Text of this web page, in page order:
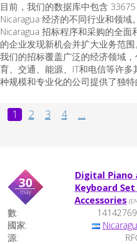
目前，我们的数据库中包含
Nicaragua 经济的不同行业和领域
Nicaragua 招标程序和采购的全面
的企业发现新机会并扩大业务范围
我们的招标覆盖广泛的经济领域
育、交通、能源、IT和电信等许
种规模和专业化的公司提供了独特
1 2 3 4 ...
30
may
Digital Piano
Keyboard
Accessories
數:
國家:
源: